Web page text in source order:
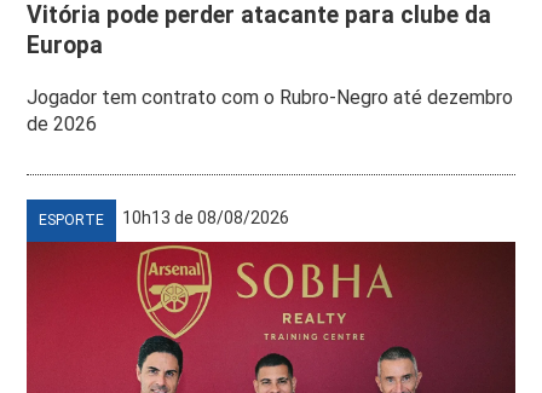
Vitória pode perder atacante para clube da
Europa
Jogador tem contrato com o Rubro-Negro até dezembro
de 2026
ESPORTE 10h13 de 08/08/2026